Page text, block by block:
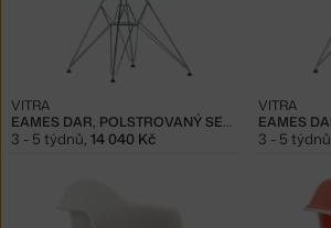
EAMES DAR, POLSTROVANÝ SEDÁK
VITRA
3 - 5 týdnů, 14 040 Kč
VITRA
3 - 5 týdnů